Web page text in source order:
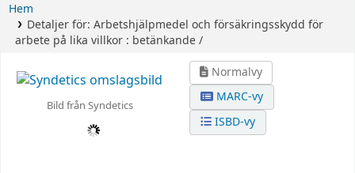
Hem
Detaljer för: Arbetshjälpmedel och försäkringsskydd för
arbete på lika villkor : betänkande /
Bild från Syndetics
Normalvy
MARC-vy
ISBD-vy